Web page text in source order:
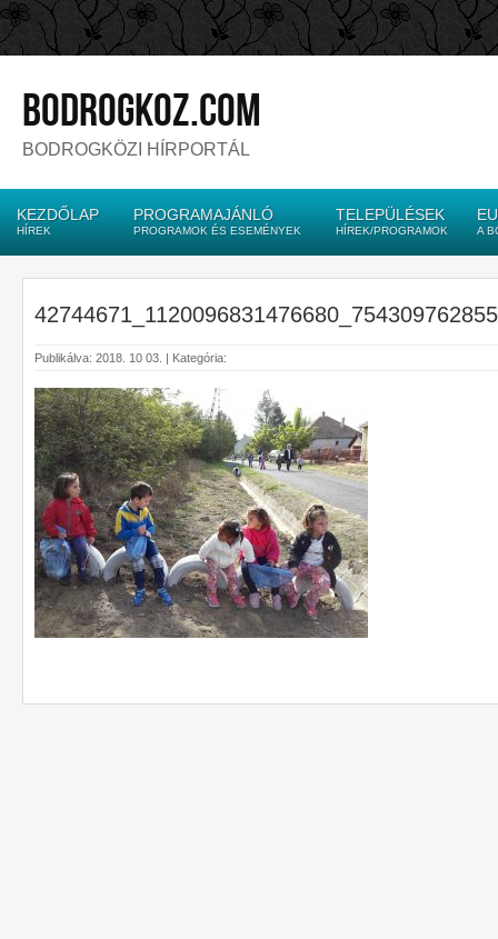
bodrogkoz.com
BODROGKÖZI HÍRPORTÁL
KEZDŐLAP
HÍREK
PROGRAMAJÁNLÓ
PROGRAMOK ÉS ESEMÉNYEK
TELEPÜLÉSEK
HÍREK/PROGRAMOK A
Publikálva: 2018. 10 03. | Kategória: